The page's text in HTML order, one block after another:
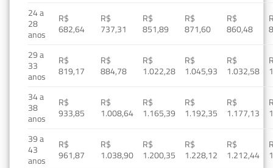
24 a
28
anos
R$
682,64
R$
737,31
R$
851,89
R$
871,60
R$
860,48
29 a
33
anos
R$
819,17
R$
884,78
R$
1.022,28
R$
1.045,93
R$
1.032,58
34 a
38
anos
R$
933,85
R$
1.008,64
R$
1.165,39
R$
1.192,35
R$
1.177,13
39 a
43
anos
R$
961,87
R$
1.038,90
R$
1.200,35
R$
1.228,12
R$
1.212,44